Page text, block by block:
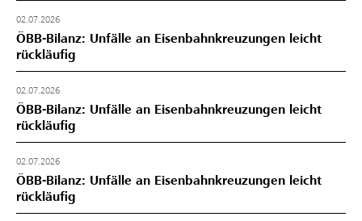
02.07.2026
ÖBB-Bilanz: Unfälle an Eisenbahnkreuzungen leicht
rückläufig
02.07.2026
ÖBB-Bilanz: Unfälle an Eisenbahnkreuzungen leicht
rückläufig
02.07.2026
ÖBB-Bilanz: Unfälle an Eisenbahnkreuzungen leicht
rückläufig